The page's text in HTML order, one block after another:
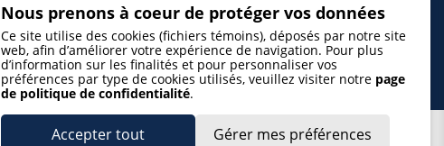
Nous prenons à coeur de protéger vos données
Ce site utilise des cookies (fichiers témoins), déposés par notre site
web, afin d’améliorer votre expérience de navigation. Pour plus
d’information sur les finalités et pour personnaliser vos
préférences par type de cookies utilisés, veuillez visiter notre page
de politique de confidentialité.
Accepter tout Gérer mes préférences